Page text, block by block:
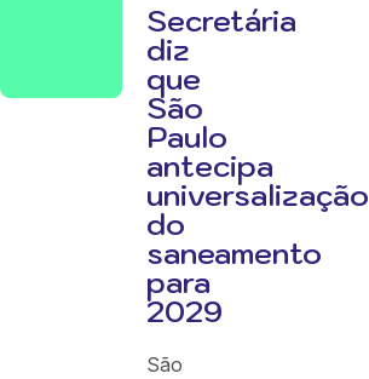
Secretária
diz
que
São
Paulo
antecipa
universalização
do
saneamento
para
2029
São